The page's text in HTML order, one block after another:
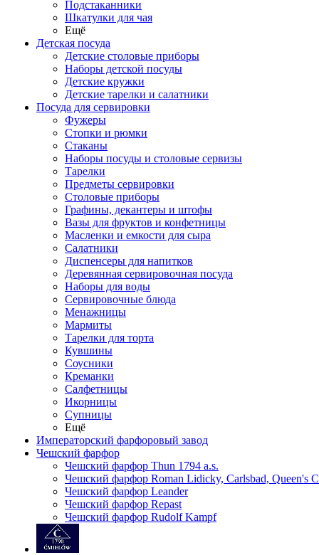
Подстаканники
Шкатулки для чая
Ещё
Детская посуда
Детские столовые приборы
Наборы детской посуды
Детские кружки
Детские тарелки и салатники
Посуда для сервировки
Фужеры
Стопки и рюмки
Стаканы
Наборы посуды и столовые сервизы
Тарелки
Предметы сервировки
Столовые приборы
Графины, декантеры и штофы
Вазы для фруктов и конфетницы
Масленки и емкости для сыра
Салатники
Диспенсеры для напитков
Деревянная сервировочная посуда
Наборы для воды
Сервировочные блюда
Менажницы
Мармиты
Тарелки для торта
Кувшины
Соусники
Креманки
Салфетницы
Икорницы
Супницы
Ещё
Императорский фарфоровый завод
Чешский фарфор
Чешский фарфор Thun 1794 a.s.
Чешский фарфор Roman Lidicky, Carlsbad, Queen's
Чешский фарфор Leander
Чешский фарфор Repast
Чешский фарфор Rudolf Kampf